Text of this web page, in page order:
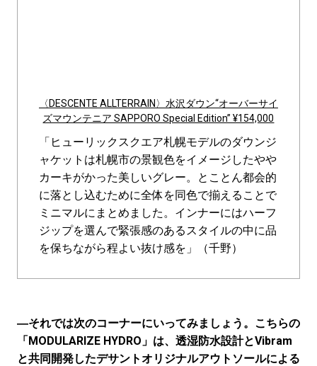
〈DESCENTE ALLTERRAIN〉水沢ダウン“オーバーサイ
ズマウンテニア SAPPORO Special Edition” ¥154,000
「ヒューリックスクエア札幌モデルのダウンジ
ャケットは札幌市の景観色をイメージしたやや
カーキがかった美しいグレー。とことん都会的
に落とし込むために全体を同色で揃えることで
ミニマルにまとめました。インナーにはハーフ
ジップを選んで緊張感のあるスタイルの中に品
を保ちながら程よい抜け感を」（千野）
―それでは次のコーナーにいってみましょう。こちらの
「MODULARIZE HYDRO」は、透湿防水設計とVibram
と共同開発したデサントオリジナルアウトソールによる